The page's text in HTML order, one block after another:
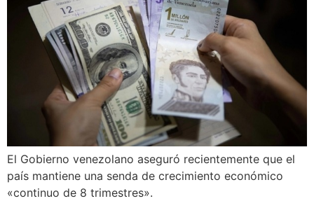
El Gobierno venezolano aseguró recientemente que el
país mantiene una senda de crecimiento económico
«continuo de 8 trimestres».